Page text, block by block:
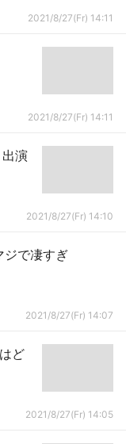
2021/8/27(Fr) 14:11
2021/8/27(Fr) 14:11
演
2021/8/27(Fr) 14:10
ジで凄すぎ
2021/8/27(Fr) 14:07
ど
2021/8/27(Fr) 14:05